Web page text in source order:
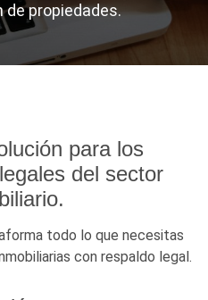
propiedades.
para los
del sector
todo lo que necesitas
con respaldo legal.